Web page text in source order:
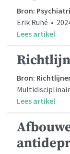
Bron:
Erik Ruhé •
Lees artikel
Bron:
Lees artikel